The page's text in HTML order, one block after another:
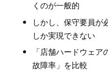
くのが一般的
しかし、保守要員が
しか実現できない
「店舗ハードウェ
故障率」を比較